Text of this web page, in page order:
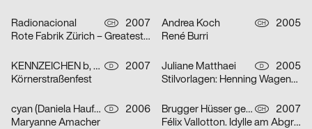
Radionacional CH
2007
Rote Fabrik Zürich – Greatest Summer Resort
Andrea Koch CH
2005
René Burri
KENNZEICHEN b, Agentur für Markenkommunikation, Dirk Moll D
2007
Körnerstraßenfest
Juliane Matthaei D
2005
Stilvorlagen: Henning Wagenbreth
cyan (Daniela Haufe + Detlef Fiedler) D
2006
Maryanne Amacher
Brugger Hüsser gestalten CH
2007
Félix Vallotton. Idylle am Abgrund